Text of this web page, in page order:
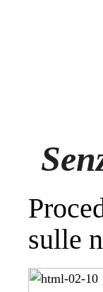
sulle